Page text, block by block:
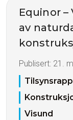
Equinor
av
Publisert: 21.
Visund